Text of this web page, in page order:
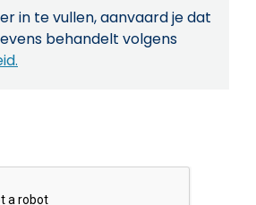
in te vullen, aanvaard je dat
behandelt volgens